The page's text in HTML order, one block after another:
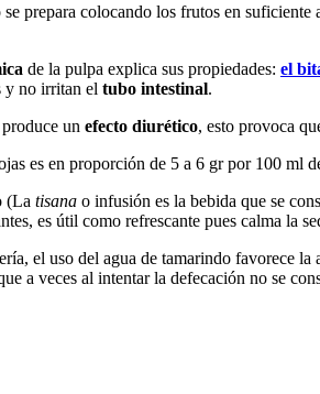
prepara colocando los frutos en
de la pulpa explica sus propiedades: el
y no irritan el tubo intestinal.
un efecto diurético, esto provoca
es en proporción de 5 a 6 gr por 100 ml
(La tisana o infusión es la bebida que se
es útil como refrescante pues calma la
el uso del agua de tamarindo favorece
a veces al intentar la defecación no se